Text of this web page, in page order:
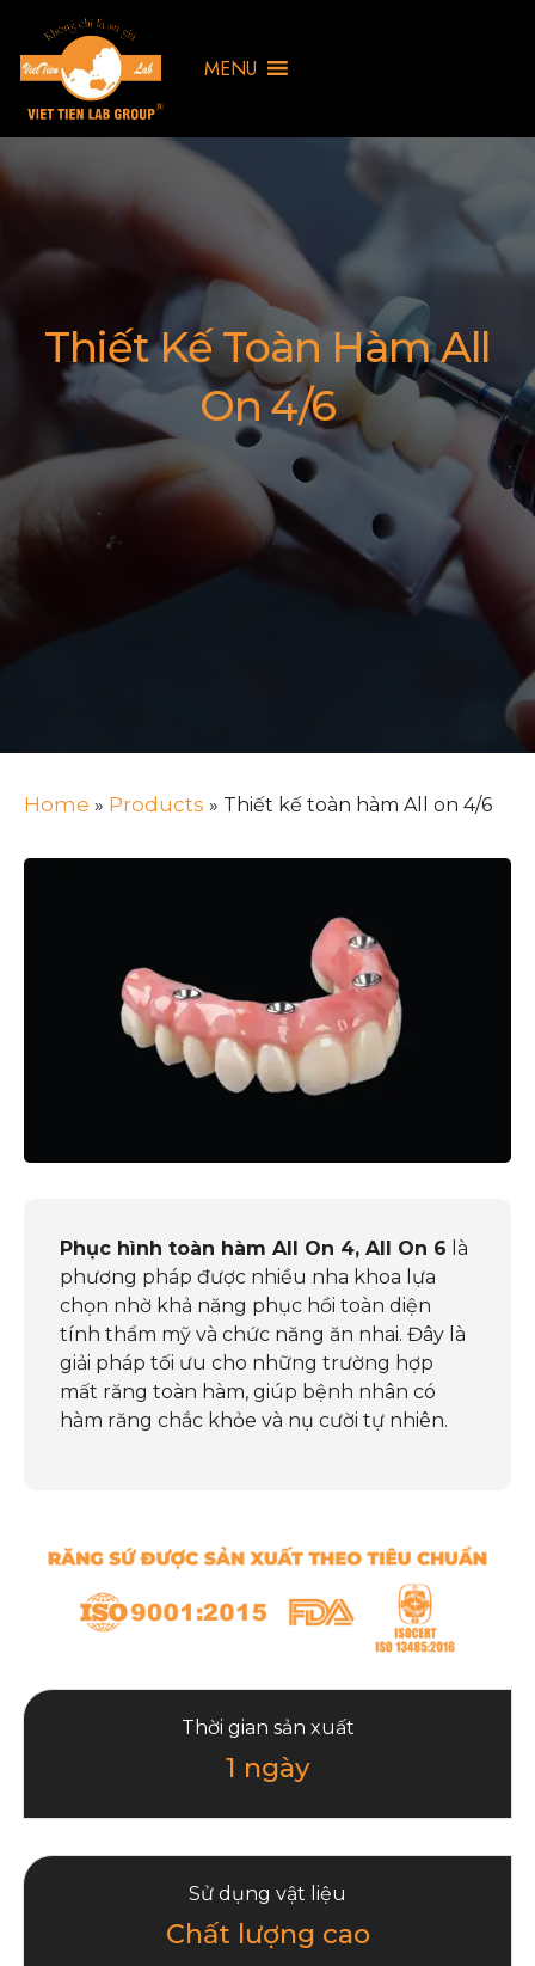
MENU
Thiết Kế Toàn Hàm All
On 4/6
Home » Products » Thiết kế toàn hàm All on 4/6
Phục hình toàn hàm All On 4, All On 6 là
phương pháp được nhiều nha khoa lựa
chọn nhờ khả năng phục hồi toàn diện
tính thẩm mỹ và chức năng ăn nhai. Đây là
giải pháp tối ưu cho những trường hợp
mất răng toàn hàm, giúp bệnh nhân có
hàm răng chắc khỏe và nụ cười tự nhiên.
Thời gian sản xuất
1 ngày
Sử dụng vật liệu
Chất lượng cao